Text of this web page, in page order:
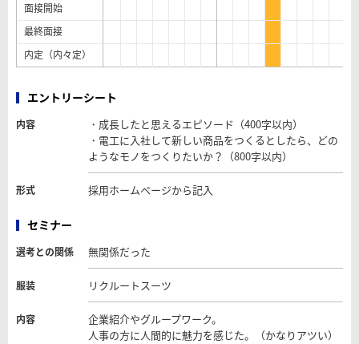
面接開始
最終面接
内定（内々定）
エントリーシート
内容
・成長したと思えるエピソード（400字以内）
・電工に入社して新しい商品をつくるとしたら、どの
ようなモノをつくりたいか？（800字以内）
形式 採用ホームページから記入
セミナー
選考との関係 無関係だった
服装 リクルートスーツ
内容
企業紹介やグループワーク。
人事の方に人間的に魅力を感じた。（かなりアツい）